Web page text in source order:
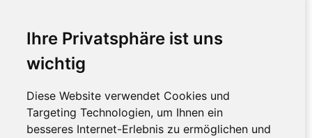
Ihre Privatsphäre ist uns
wichtig
Diese Website verwendet Cookies und
Targeting Technologien, um Ihnen ein
besseres Internet-Erlebnis zu ermöglichen und